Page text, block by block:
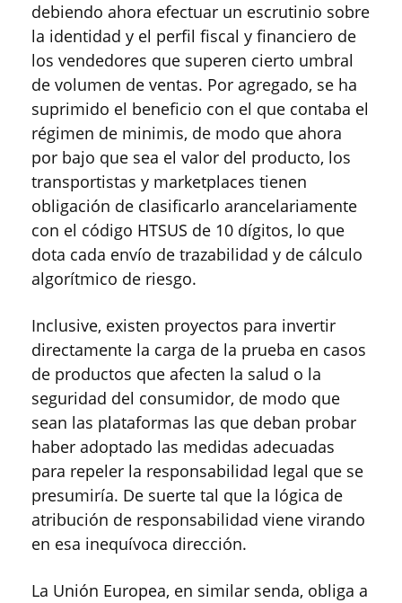
debiendo ahora efectuar un escrutinio sobre
la identidad y el perfil fiscal y financiero de
los vendedores que superen cierto umbral
de volumen de ventas. Por agregado, se ha
suprimido el beneficio con el que contaba el
régimen de minimis, de modo que ahora
por bajo que sea el valor del producto, los
transportistas y marketplaces tienen
obligación de clasificarlo arancelariamente
con el código HTSUS de 10 dígitos, lo que
dota cada envío de trazabilidad y de cálculo
algorítmico de riesgo.
Inclusive, existen proyectos para invertir
directamente la carga de la prueba en casos
de productos que afecten la salud o la
seguridad del consumidor, de modo que
sean las plataformas las que deban probar
haber adoptado las medidas adecuadas
para repeler la responsabilidad legal que se
presumiría. De suerte tal que la lógica de
atribución de responsabilidad viene virando
en esa inequívoca dirección.
La Unión Europea, en similar senda, obliga a